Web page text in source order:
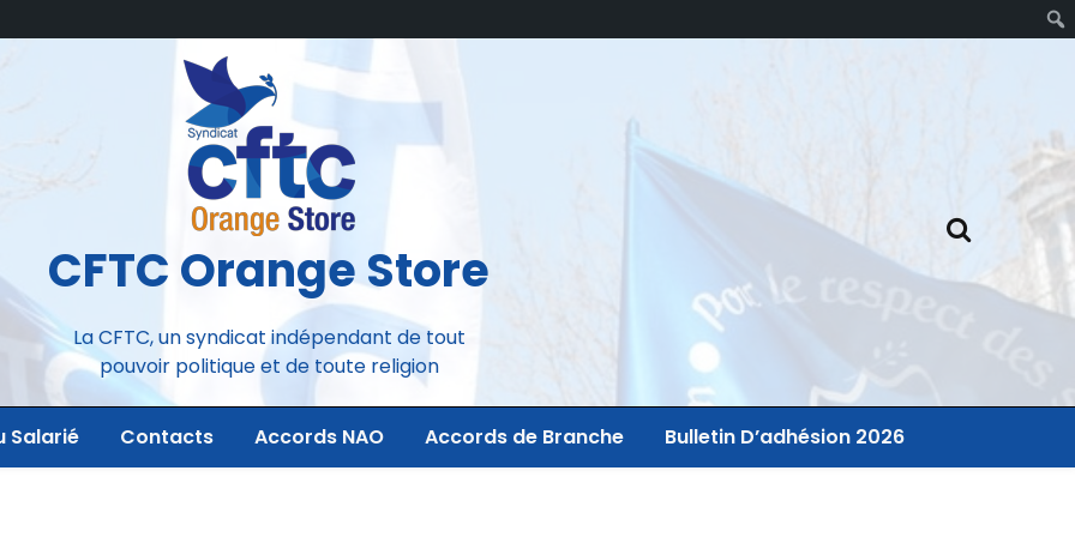
CFTC Orange Store
La CFTC, un syndicat indépendant de tout
pouvoir politique et de toute religion
Salarié Contacts Accords NAO Accords de Branche Bulletin D’adhésion 2026